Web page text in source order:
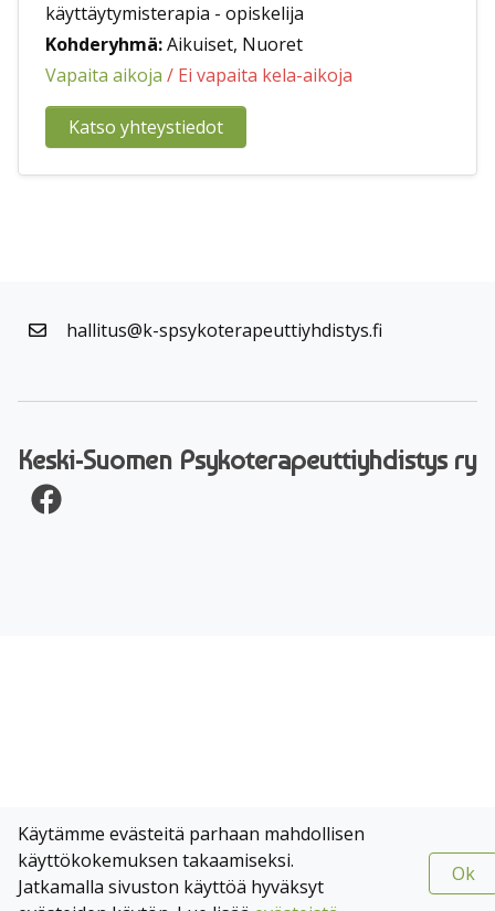
Käytämme evästeitä parhaan mahdollisen
käyttökokemuksen takaamiseksi.
Jatkamalla sivuston käyttöä hyväksyt
Ok
käyttäytymisterapia - opiskelija
Kohderyhmä:Aikuiset, Nuoret
Vapaita aikoja / Ei vapaita kela-aikoja
Katso yhteystiedot
hallitus@k-spsykoterapeuttiyhdistys.fi
Keski-Suomen Psyko­terapeutti­yhdistys ry
Facebook